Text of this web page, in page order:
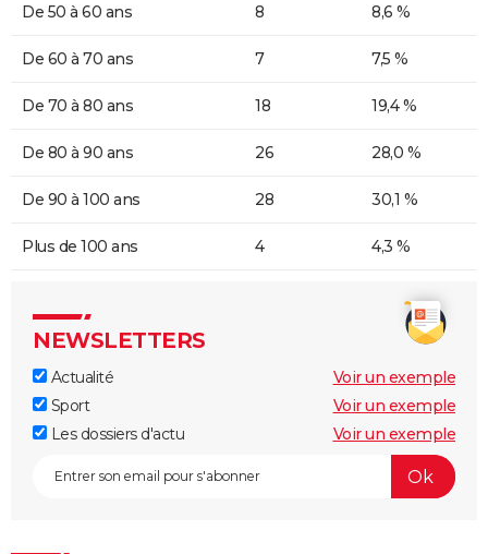
De 50 à 60 ans 8 8,6 %
De 60 à 70 ans 7 7,5 %
De 70 à 80 ans 18 19,4 %
De 80 à 90 ans 26 28,0 %
De 90 à 100 ans 28 30,1 %
Plus de 100 ans 4 4,3 %
NEWSLETTERS
Actualité
Voir un exemple
Sport
Voir un exemple
Les dossiers d'actu
Voir un exemple